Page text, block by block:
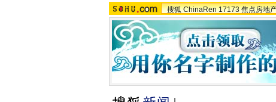
搜狐 ChinaRen 17173 焦点房地